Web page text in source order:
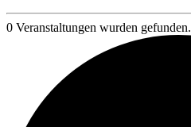
0 Veranstaltungen wurden gefunden.